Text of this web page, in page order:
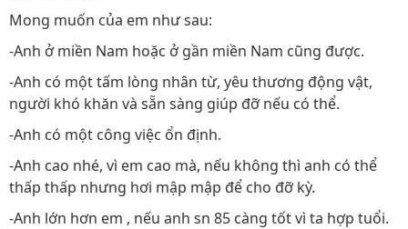
Mong muốn của em như sau:
-Anh ở miền Nam hoặc ở gần miền Nam cũng được.
-Anh có một tấm lòng nhân từ, yêu thương động vật,
người khó khăn và sẵn sàng giúp đỡ nếu có thể.
-Anh có một công việc ổn định.
-Anh cao nhé, vì em cao mà, nếu không thì anh có thể
thấp thấp nhưng hơi mập mập để cho đỡ kỳ.
-Anh lớn hơn em , nếu anh sn 85 càng tốt vì ta hợp tuổi.